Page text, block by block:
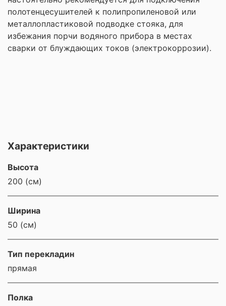
полотенцесушителей к полипропиленовой или
металлопластиковой подводке стояка, для
избежания порчи водяного прибора в местах
сварки от блуждающих токов (электрокоррозии).
Характеристики
Высота
200 (см)
Ширина
50 (см)
Тип перекладин
прямая
Полка